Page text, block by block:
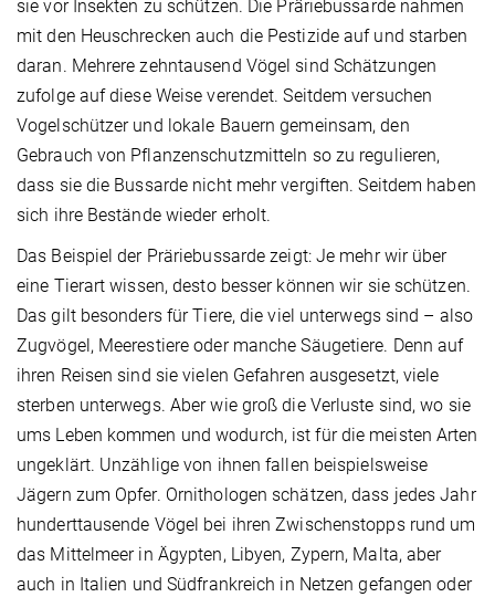
sie vor Insekten zu schützen. Die Präriebussarde nahmen
mit den Heuschrecken auch die Pestizide auf und starben
daran. Mehrere zehntausend Vögel sind Schätzungen
zufolge auf diese Weise verendet. Seitdem versuchen
Vogelschützer und lokale Bauern gemeinsam, den
Gebrauch von Pflanzenschutzmitteln so zu regulieren,
dass sie die Bussarde nicht mehr vergiften. Seitdem haben
sich ihre Bestände wieder erholt.
Das Beispiel der Präriebussarde zeigt: Je mehr wir über
eine Tierart wissen, desto besser können wir sie schützen.
Das gilt besonders für Tiere, die viel unterwegs sind – also
Zugvögel, Meerestiere oder manche Säugetiere. Denn auf
ihren Reisen sind sie vielen Gefahren ausgesetzt, viele
sterben unterwegs. Aber wie groß die Verluste sind, wo sie
ums Leben kommen und wodurch, ist für die meisten Arten
ungeklärt. Unzählige von ihnen fallen beispielsweise
Jägern zum Opfer. Ornithologen schätzen, dass jedes Jahr
hunderttausende Vögel bei ihren Zwischenstopps rund um
das Mittelmeer in Ägypten, Libyen, Zypern, Malta, aber
auch in Italien und Südfrankreich in Netzen gefangen oder